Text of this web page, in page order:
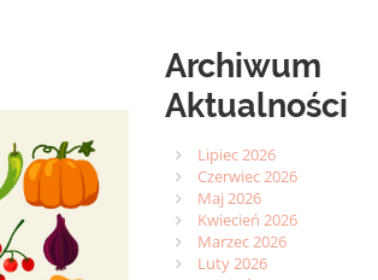
Archiwum
Aktualności
Lipiec 2026
Czerwiec 2026
Maj 2026
Kwiecień 2026
Marzec 2026
Luty 2026